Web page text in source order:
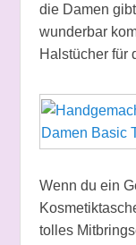
die Damen
wunderbar
Halstücher für
Wenn du ein
tolles